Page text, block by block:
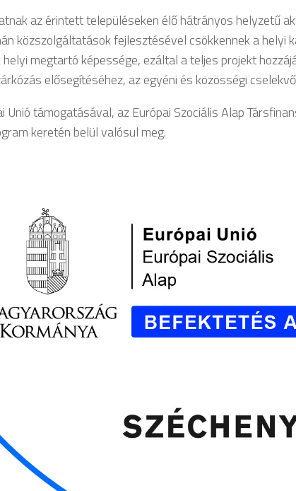
az érintett településeken élő hátrányos helyzetű
közszolgáltatások fejlesztésével csökkennek a helyi
megtartó képessége, ezáltal a teljes projekt
elősegítéséhez, az egyéni és közösségi
támogatásával, az Európai Szociális Alap
keretén belül valósul meg.